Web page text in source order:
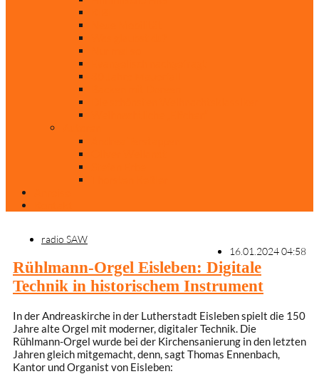
radio SAW
16.01.2024 04:58
Rühlmann-Orgel Eisleben: Digitale
Technik in historischem Instrument
In der Andreaskirche in der Lutherstadt Eisleben spielt die 150
Jahre alte Orgel mit moderner, digitaler Technik. Die
Rühlmann-Orgel wurde bei der Kirchensanierung in den letzten
Jahren gleich mitgemacht, denn, sagt Thomas Ennenbach,
Kantor und Organist von Eisleben: